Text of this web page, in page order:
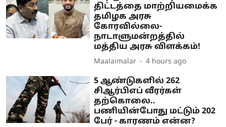
திட்டத்தை மாற்றியமைக்க
தமிழக அரசு
கோரவில்லை-
நாடாளுமன்றத்தில்
மத்திய அரசு விளக்கம்!
Maalaimalar 4 hours ago
5 ஆண்டுகளில் 262
சிஆர்பிஎப் வீரர்கள்
தற்கொலை..
பணியின்போது மட்டும் 202
பேர் - காரணம் என்ன?